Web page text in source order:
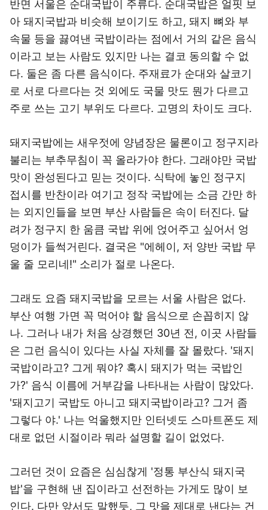
반면 서울은 순대국밥이 주류다. 순대국밥은 얼핏 보
아 돼지국밥과 비슷해 보이기도 하고, 돼지 뼈와 부
속물 등을 끓여낸 국밥이라는 점에서 거의 같은 음식
이라고 보는 사람도 있지만 나는 결코 동의할 수 없
다. 둘은 좀 다른 음식이다. 주재료가 순대와 살코기
로 서로 다르다는 것 외에도 국물 맛도 뭔가 다르고
주로 쓰는 고기 부위도 다르다. 고명의 차이도 크다.
돼지국밥에는 새우젓에 양념장은 물론이고 정구지라
불리는 부추무침이 꼭 올라가야 한다. 그래야만 국밥
맛이 완성된다고 믿는 것이다. 식탁에 놓인 정구지
접시를 반찬이라 여기고 정작 국밥에는 소금 간만 하
는 외지인들을 보면 부산 사람들은 속이 터진다. 달
려가 정구지 한 움큼 국밥 위에 얹어주고 싶어서 엉
덩이가 들썩거린다. 결국은 "에헤이, 저 양반 국밥 무
울 줄 모리네!" 소리가 절로 나온다.
그래도 요즘 돼지국밥을 모르는 서울 사람은 없다.
부산 여행 가면 꼭 먹어야 할 음식으로 손꼽히지 않
나. 그러나 내가 처음 상경했던 30년 전, 이곳 사람들
은 그런 음식이 있다는 사실 자체를 잘 몰랐다. '돼지
국밥이라고? 그게 뭐야? 혹시 돼지가 먹는 국밥인
가?' 음식 이름에 거부감을 나타내는 사람이 많았다.
'돼지고기 국밥도 아니고 돼지국밥이라고? 그거 좀
그렇다 야.' 나는 억울했지만 인터넷도 스마트폰도 제
대로 없던 시절이라 뭐라 설명할 길이 없었다.
그러던 것이 요즘은 심심찮게 '정통 부산식 돼지국
밥'을 구현해 낸 집이라고 선전하는 가게도 많이 보
인다. 다만 앞서도 말했듯, 그 맛을 제대로 낸다는 건